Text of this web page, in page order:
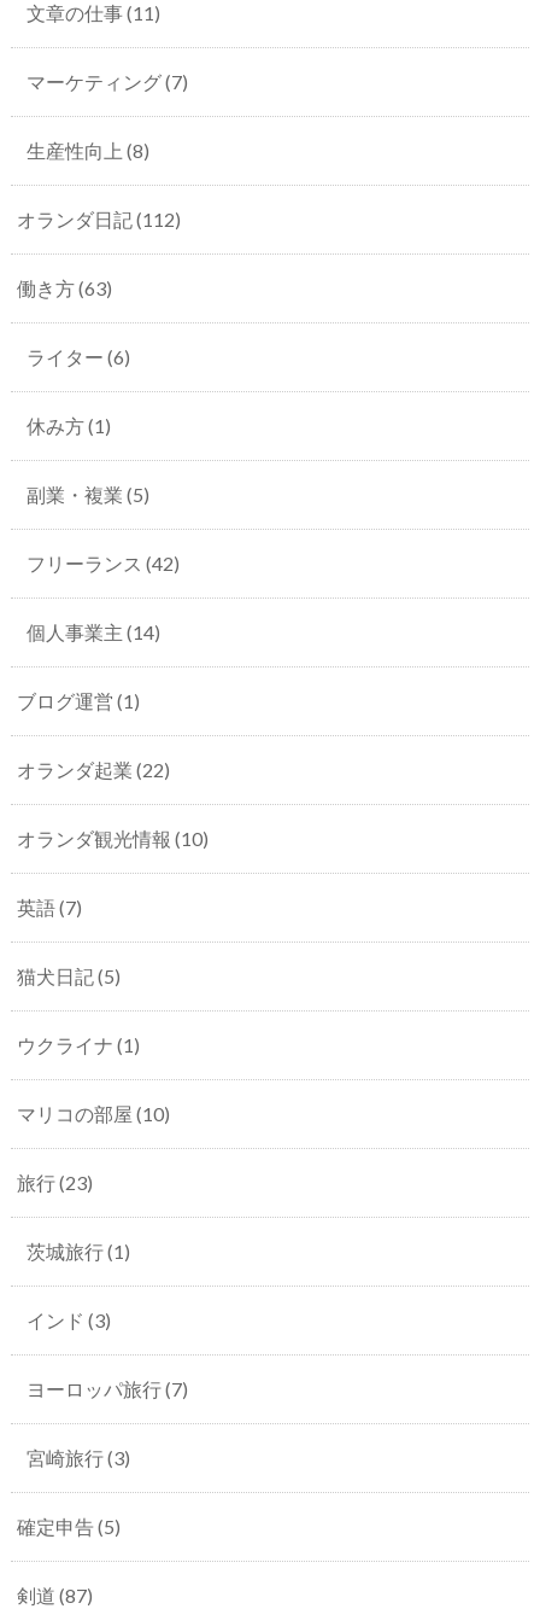
文章の仕事(11)
マーケティング(7)
生産性向上 (8)
オランダ日記(112)
働き方(63)
ライター (6)
休み方(1)
副業・複業 (5)
フリーランス (42)
個人事業主 (14)
ブログ運営 (1)
オランダ起業 (22)
オランダ観光情報 (10)
英語(7)
猫犬日記(5)
ウクライナ (1)
マリコの部屋 (10)
旅行(23)
茨城旅行(1)
インド (3)
ヨーロッパ旅行(7)
宮崎旅行(3)
確定申告(5)
剣道 (87)